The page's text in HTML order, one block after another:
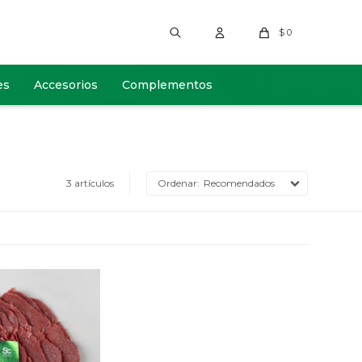
Accesorios Complementos
$ 0
3 artículos Recomendados